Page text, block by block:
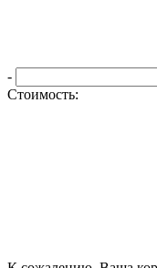
-
Стоимость: